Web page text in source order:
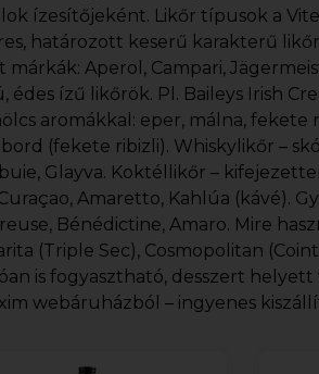
ízesítőjeként. Likőr típusok a
határozott keserű karakterű
márkák: Aperol, Campari,
édes ízű likőrök. Pl. Baileys Irish
aromákkal: eper, málna, fekete
(fekete ribizli). Whiskylikőr –
Glayva. Koktéllikőr –
Amaretto, Kahlúa (kávé).
Bénédictine, Amaro. Mire
(Triple Sec), Cosmopolitan
is fogyasztható, desszert
webáruházból – ingyenes